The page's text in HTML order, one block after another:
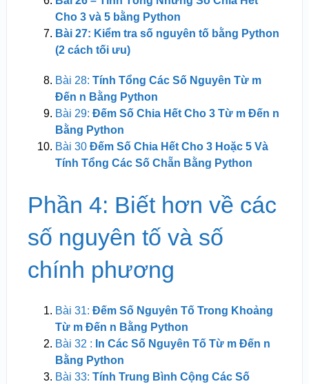
Cho 3 và 5 bằng Python
Bài 27: Kiểm tra số nguyên tố bằng Python
(2 cách tối ưu)
Bài 28: Tính Tổng Các Số Nguyên Từ m
Đến n Bằng Python
Bài 29: Đếm Số Chia Hết Cho 3 Từ m Đến n
Bằng Python
Bài 30 Đếm Số Chia Hết Cho 3 Hoặc 5 Và
Tính Tổng Các Số Chẵn Bằng Python
Phần 4: Biết hơn về các
số nguyên tố và số
chính phương
Bài 31: Đếm Số Nguyên Tố Trong Khoảng
Từ m Đến n Bằng Python
Bài 32 : In Các Số Nguyên Tố Từ m Đến n
Bằng Python
Bài 33: Tính Trung Bình Cộng Các Số